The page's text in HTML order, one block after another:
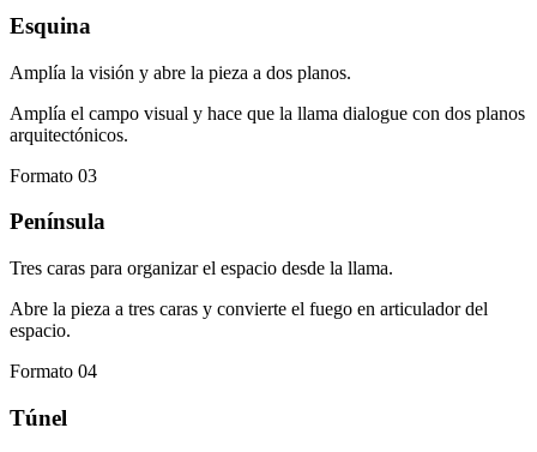
Esquina
Amplía la visión y abre la pieza a dos planos.
Amplía el campo visual y hace que la llama dialogue con dos planos
arquitectónicos.
Formato 03
Península
Tres caras para organizar el espacio desde la llama.
Abre la pieza a tres caras y convierte el fuego en articulador del
espacio.
Formato 04
Túnel